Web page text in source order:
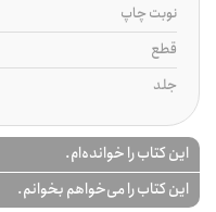
نوبت چاپ
قطع
جلد
این کتاب را خوانده‌ام.
این کتاب را می‌خواهم بخوانم.